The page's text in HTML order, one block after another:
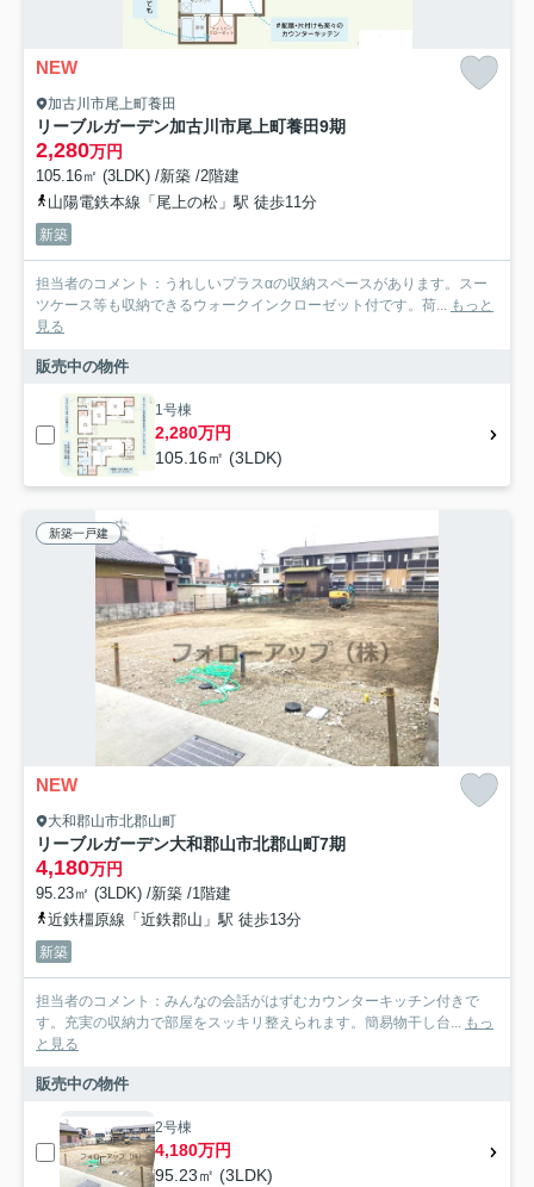
NEW
加古川市尾上町養田
リーブルガーデン加古川市尾上町養田9期
2,280万円
105.16㎡ (3LDK) /新築 /2階建
山陽電鉄本線「尾上の松」駅 徒歩11分
新築
担当者のコメント：うれしいプラスαの収納スペースがあります。スー
ツケース等も収納できるウォークインクローゼット付です。荷... もっと
見る
販売中の物件
1号棟
2,280万円
105.16㎡ (3LDK)
新築一戸建
NEW
大和郡山市北郡山町
リーブルガーデン大和郡山市北郡山町7期
4,180万円
95.23㎡ (3LDK) /新築 /1階建
近鉄橿原線「近鉄郡山」駅 徒歩13分
新築
担当者のコメント：みんなの会話がはずむカウンターキッチン付きで
す。充実の収納力で部屋をスッキリ整えられます。簡易物干し台... もっ
と見る
販売中の物件
2号棟
4,180万円
95.23㎡ (3LDK)